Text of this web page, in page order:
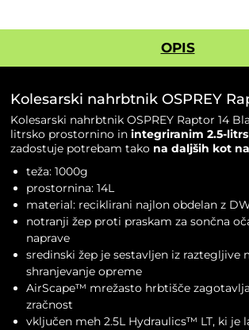
OPIS
Kolesarski nahrbtnik OSPREY
Kolesarski nahrbtnik OSPREY Raptor 14
litrsko prostornino in integriranim 2.5-
zadostuje potrebam tako na daljših kot
teža: 1000g
prostornina: 14L
material: reciklirani najlon obdelan z
notranji žep proti praskam za sončna
naprave
sredinski žep je sestavljen iz raztegljive
shranjevanje opreme
AirScape™ mrežasto hrbtišče
zračnost
vključen meh 2.5L Hydraulics™ LT, ki je